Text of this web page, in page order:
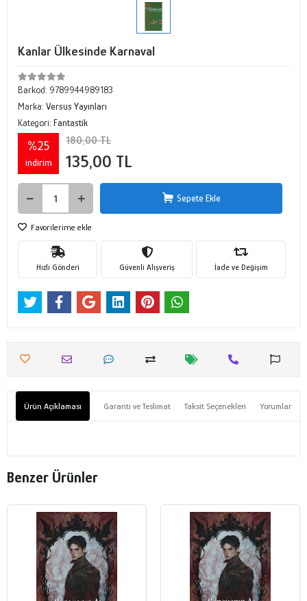
Kanlar Ülkesinde Karnaval
Barkod: 9789944989183
Marka: Versus Yayınları
Kategori: Fantastik
%25
indirim
180,00 TL
135,00 TL
Sepete Ekle
Favorilerime ekle
Hızlı Gönderi Güvenli Alışveriş İade ve Değişim
Ürün Açıklaması Garanti ve Teslimat Taksit Seçenekleri Yorumlar
Benzer Ürünler